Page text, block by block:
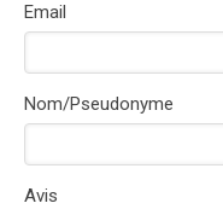
Email
Nom/Pseudonyme
Avis